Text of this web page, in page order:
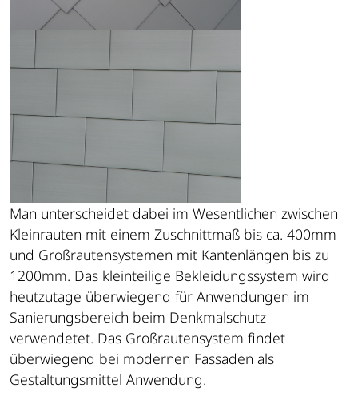
Man unterscheidet dabei im Wesentlichen zwischen
Kleinrauten mit einem Zuschnittmaß bis ca. 400mm
und Großrautensystemen mit Kantenlängen bis zu
1200mm. Das kleinteilige Bekleidungssystem wird
heutzutage überwiegend für Anwendungen im
Sanierungsbereich beim Denkmalschutz
verwendetet. Das Großrautensystem findet
überwiegend bei modernen Fassaden als
Gestaltungsmittel Anwendung.